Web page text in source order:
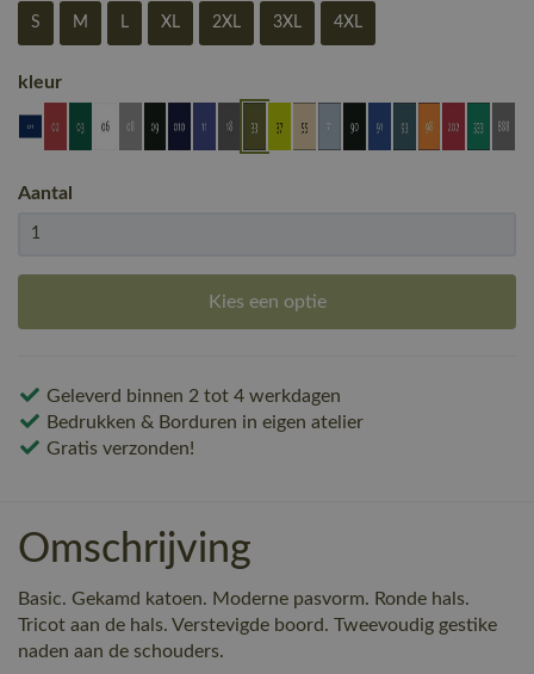
S M L XL 2XL 3XL 4XL
kleur
Aantal
Kies een optie
Geleverd binnen 2 tot 4 werkdagen
Bedrukken & Borduren in eigen atelier
Gratis verzonden!
Omschrijving
Basic. Gekamd katoen. Moderne pasvorm. Ronde hals.
Tricot aan de hals. Verstevigde boord. Tweevoudig gestike
naden aan de schouders.